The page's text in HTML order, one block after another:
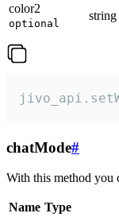
color2
optional
string
chatMode#
With this method you
Name Type